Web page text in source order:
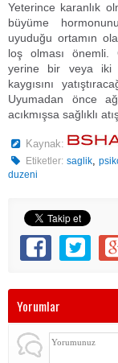
Yeterince karanlık
büyüme
uyuduğu ortamın
loş olması önemli.
yerine bir veya iki
kaygısını
Uyumadan önce
acıkmışsa sağlıklı
Kaynak:
Etiketler: saglik,
duzeni
Yorumlar